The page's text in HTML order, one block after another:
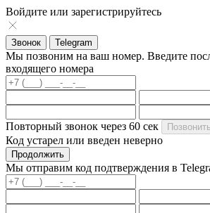
Войдите или зарегистрируйтесь
Звонок Telegram
Мы позвоним на ваш номер. Введите
входящего номера
Повторный звонок через 60 сек
Код устарел или введен неверно
Продолжить
Мы отправим код подтверждения в